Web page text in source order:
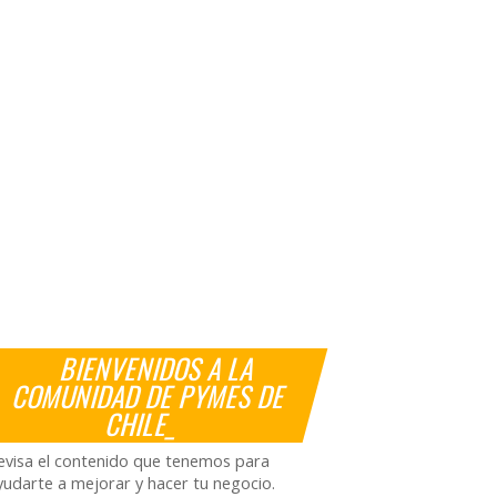
BIENVENIDOS A LA
COMUNIDAD DE PYMES DE
CHILE_
el contenido que tenemos para
a mejorar y hacer tu negocio.